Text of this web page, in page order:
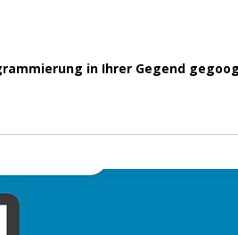
in Ihrer Gegend